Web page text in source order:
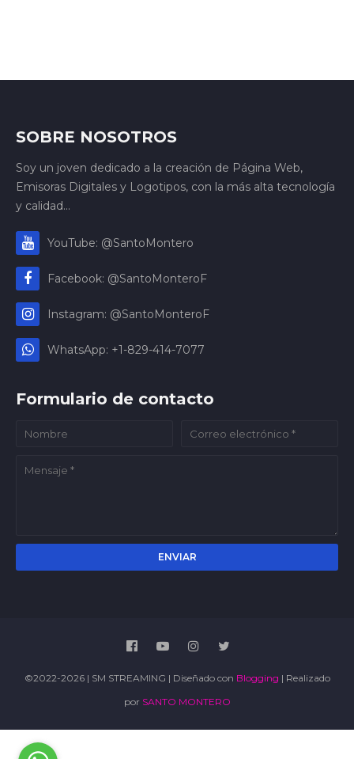
SOBRE NOSOTROS
Soy un joven dedicado a la creación de Página Web,
Emisoras Digitales y Logotipos, con la más alta tecnología
y calidad...
YouTube: @SantoMontero
Facebook: @SantoMonteroF
Instagram: @SantoMonteroF
WhatsApp: +1-829-414-7077
Formulario de contacto
©2022-2026 | SM STREAMING | Diseñado con Blogging | Realizado
por SANTO MONTERO